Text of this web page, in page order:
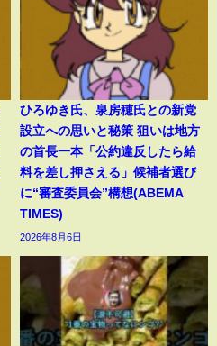
ひろゆき氏、泉房穂氏との新党
設立への思いと秘策 狙いは地方
の首長一本「公約違反したら給
料を差し押さえる」候補者選び
に“審査委員会”構想(ABEMA
TIMES)
2026年8月6日